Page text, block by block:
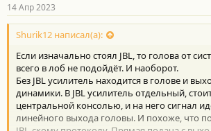
14 Апр 2023
Shurik12 написал(а):
Если изначально стоял JBL, то голова от
всего в лоб не подойдёт. И наоборот.
Без JBL усилитель находится в голове и
динамики. В JBL усилитель отдельный,
центральной консолью, и на него сигнал
линейного выхода головы. И похоже, что